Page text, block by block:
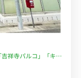
祥寺パルコ」「キラ